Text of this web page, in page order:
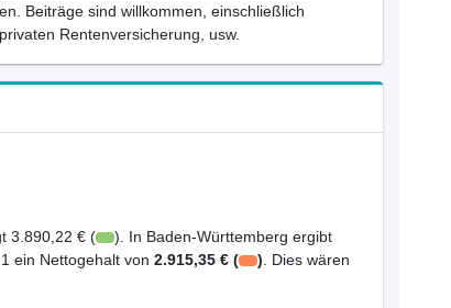
Beiträge sind willkommen, einschließlich
Rentenversicherung, usw.
3.890,22 € (
). In Baden-Württemberg ergibt
ein Nettogehalt von 2.915,35 € ( ) . Dies wären